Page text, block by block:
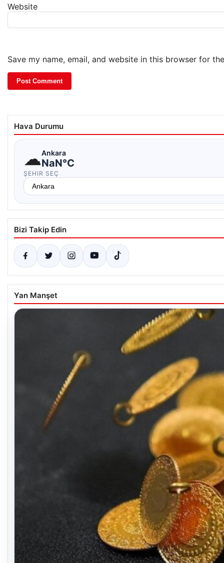
Website
Save my name, email, and website in this browser for
Hava Durumu
☁Ankara
NaN°C
ŞEHIR SEÇ
Bizi Takip Edin
Yan Manşet